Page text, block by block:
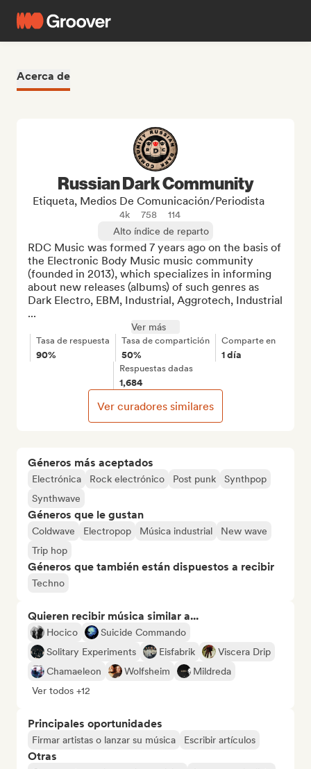
Acerca de
Géneros más aceptados
Electrónica Rock electrónico Post punk
Synthpop
Synthwave
Géneros que le gustan
Coldwave Electropop Música industrial
New wave
Trip hop
Géneros que también están dispuestos a recibir
Techno
Quieren recibir música similar a...
Hocico
Suicide Commando
Solitary Experiments
Eisfabrik
Viscera Drip
Chamaeleon
Wolfsheim
Mildreda
Ver todos +12
Principales oportunidades
Firmar artistas o lanzar su música Escribir artículos
Otras
Russian Dark Community
Etiqueta, Medios De Comunicación/Periodista
4k 758
114
Alto índice de reparto
RDC Music was formed 7 years ago on the basis of
the Electronic Body Music music community
(founded in 2013), which specializes in informing
about new releases (albums) of such genres as
Dark Electro, EBM, Industrial, Aggrotech, Industrial
...
Ver más
Tasa de respuesta
90%
Tasa de compartición
50%
Comparte en
1 día
Respuestas dadas
1,684
Ver curadores similares